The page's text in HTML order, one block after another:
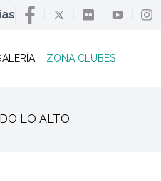
ZONA CLUBES
LO ALTO